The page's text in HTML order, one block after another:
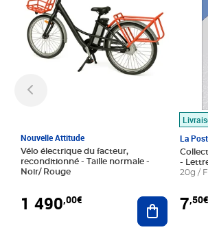
Nouvelle Attitude
Vélo électrique du facteur,
reconditionné - Taille normale -
Noir/ Rouge
1 490,00€ Ajouter au
La
-
20g /
7,50€